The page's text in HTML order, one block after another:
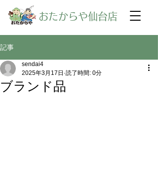
​おたからや仙台店
記事
ブランド品
sendai4
2025年3月17日 読了時間: 0分